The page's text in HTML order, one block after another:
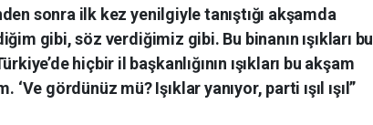
sonra ilk kez yenilgiyle tanıştığı akşamda
gibi, söz verdiğimiz gibi. Bu binanın ışıkları bu
hiçbir il başkanlığının ışıkları bu akşam
gördünüz mü? Işıklar yanıyor, parti ışıl ışıl”